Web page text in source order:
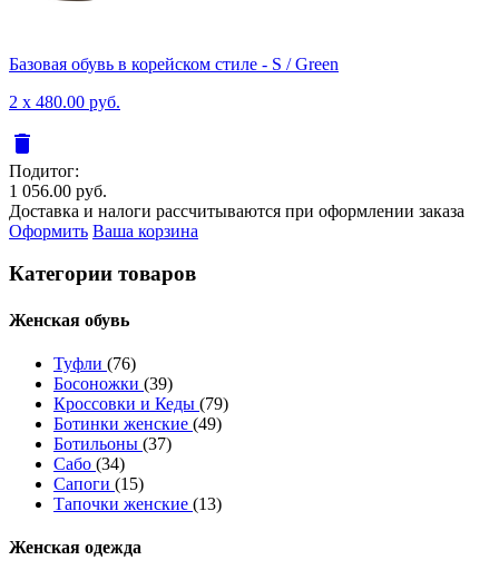
Базовая обувь в корейском стиле - S / Green
2 x 480.00 руб.
delete
Подитог:
1 056.00 руб.
Доставка и налоги рассчитываются при оформлении заказа
Оформить Ваша корзина
Категории товаров
Женcкая обувь
Туфли (76)
Босоножки (39)
Кроссовки и Кеды (79)
Ботинки женские (49)
Ботильоны (37)
Сабо (34)
Сапоги (15)
Тапочки женские (13)
Женская одежда